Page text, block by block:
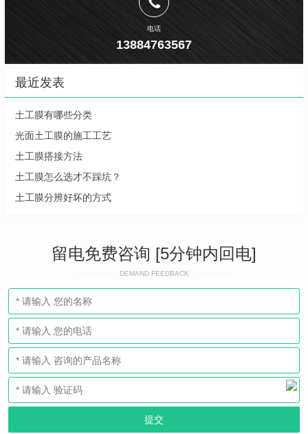
电话
13884763567
最近发表
土工膜有哪些分类
光面土工膜的施工工艺
土工膜搭接方法
土工膜怎么选才不踩坑？
土工膜分辨好坏的方式
留电免费咨询 [5分钟内回电]
DEMAND FEEDBACK